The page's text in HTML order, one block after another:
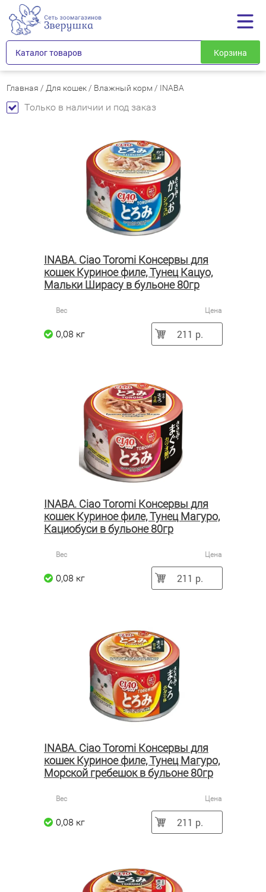
Каталог товаров Корзина
Главная / Для кошек / Влажный корм / INABA
Только в наличии и под заказ
INABA. Ciao Toromi Консервы для
кошек Куриное филе, Тунец Кацуо,
Мальки Ширасу в бульоне 80гр
Вес Цена
0,08 кг 211 р.
INABA. Ciao Toromi Консервы для
кошек Куриное филе, Тунец Магуро,
Кациобуси в бульоне 80гр
Вес Цена
0,08 кг 211 р.
INABA. Ciao Toromi Консервы для
кошек Куриное филе, Тунец Магуро,
Морской гребешок в бульоне 80гр
Вес Цена
0,08 кг 211 р.